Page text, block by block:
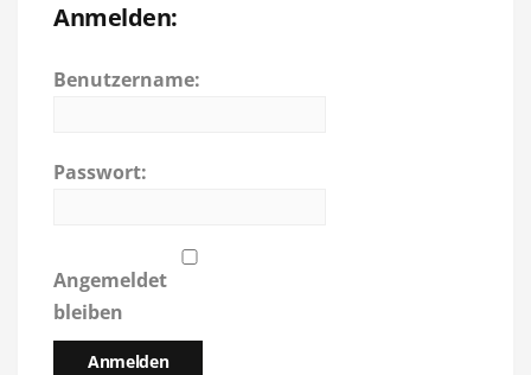
Anmelden:
Benutzername:
Passwort:
Angemeldet
bleiben
Anmelden